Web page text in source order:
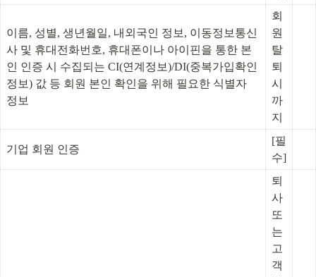
이름, 성별, 생년월일, 내외국인 정보, 이동정보통신
사 및 휴대전화번호, 휴대폰이나 아이핀을 통한 본
인 인증 시 수집되는 CI(연계정보)/DI(중복가입확인
정보) 값 등 회원 본인 확인을 위해 필요한 식별자
정보
회
원
탈
퇴
시
까
지
기업 회원 인증
[필
수]
퇴
사
또
는
고
객